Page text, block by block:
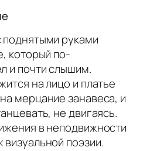
руками
который по-
и почти слышим.
на лицо и платье
мерцание занавеса, и
не двигаясь.
в неподвижности
поэзии.